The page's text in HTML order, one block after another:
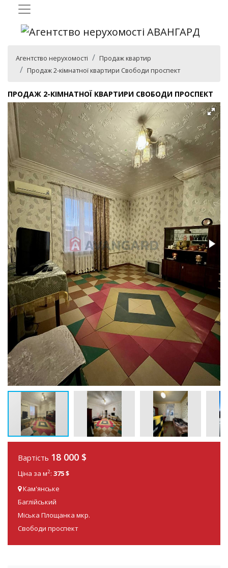
Агентство нерухомості
Продаж квартир
Продаж 2-кімнатної квартири Свободи проспект
ПРОДАЖ 2-КІМНАТНОЇ КВАРТИРИ СВОБОДИ ПРОСПЕКТ
Вартість 18 000 $
Ціна за м2: 375 $
Кам'янське
Баглійський
Міська Площанка мкр.
Свободи проспект